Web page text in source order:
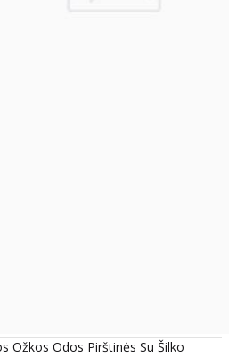
Ožkos Odos Pirštinės Su Šilko